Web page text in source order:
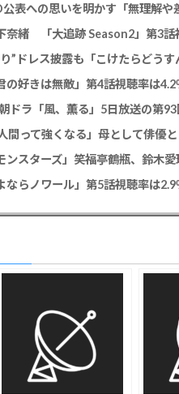
奈緒 「大追跡 Season2」第3話
”ドレス披露も「こけたらどう
好きは無敵」第4話視聴率は4.2
ラ「風、薫る」5日放送の第93
間って強くなる」母として俳優
らノワール」第5話視聴率は2.9